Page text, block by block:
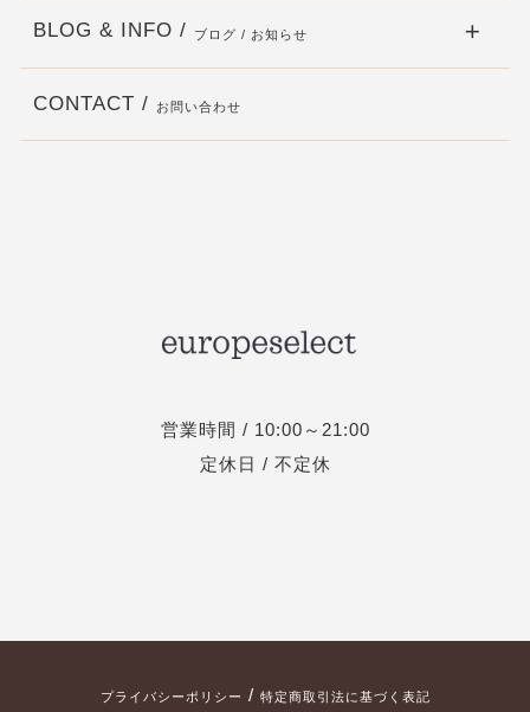
営業時間 / 10:00～21:00
定休日 / 不定休
BLOG & INFO / ブログ / お知らせ
CONTACT / お問い合わせ
プライバシーポリシー / 特定商取引法に基づく表記